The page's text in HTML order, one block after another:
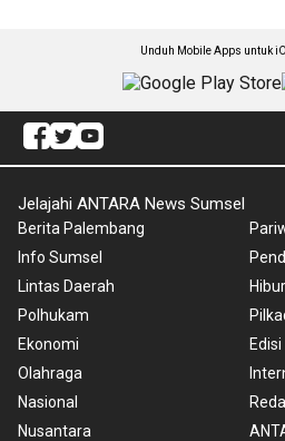
Unduh Mobile Apps untuk
Jelajahi ANTARA News Sumsel
Berita Palembang
Info Sumsel
Lintas Daerah
Polhukam
Ekonomi
Olahraga
Nasional
Nusantara
Edisi